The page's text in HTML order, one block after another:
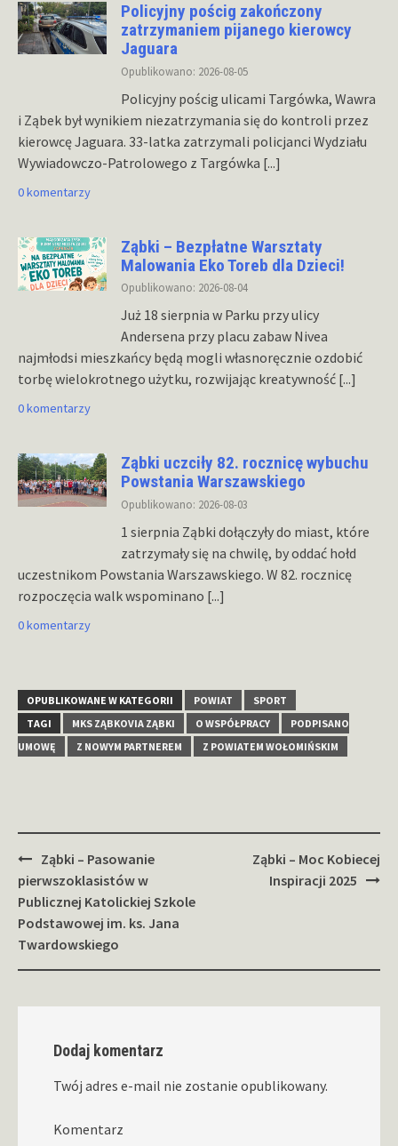
Policyjny pościg zakończony
zatrzymaniem pijanego kierowcy
Jaguara
Opublikowano: 2026-08-05
Policyjny pościg ulicami Targówka, Wawra
i Ząbek był wynikiem niezatrzymania się do kontroli przez
kierowcę Jaguara. 33-latka zatrzymali policjanci Wydziału
Wywiadowczo-Patrolowego z Targówka [...]
0 komentarzy
Ząbki – Bezpłatne Warsztaty
Malowania Eko Toreb dla Dzieci!
Opublikowano: 2026-08-04
Już 18 sierpnia w Parku przy ulicy
Andersena przy placu zabaw Nivea
najmłodsi mieszkańcy będą mogli własnoręcznie ozdobić
torbę wielokrotnego użytku, rozwijając kreatywność [...]
0 komentarzy
Ząbki uczciły 82. rocznicę wybuchu
Powstania Warszawskiego
Opublikowano: 2026-08-03
1 sierpnia Ząbki dołączyły do miast, które
zatrzymały się na chwilę, by oddać hołd
uczestnikom Powstania Warszawskiego. W 82. rocznicę
rozpoczęcia walk wspominano [...]
0 komentarzy
OPUBLIKOWANE W KATEGORII POWIAT
SPORT
TAGI
MKS ZĄBKOVIA ZĄBKI O WSPÓŁPRACY
PODPISANO
UMOWĘ
Z NOWYM PARTNEREM Z POWIATEM WOŁOMIŃSKIM
Zobacz
wpisy
Ząbki – Pasowanie
pierwszoklasistów w
Publicznej Katolickiej Szkole
Podstawowej im. ks. Jana
Twardowskiego
Ząbki – Moc Kobiecej
Inspiracji 2025
Dodaj komentarz
Twój adres e-mail nie zostanie opublikowany.
Komentarz